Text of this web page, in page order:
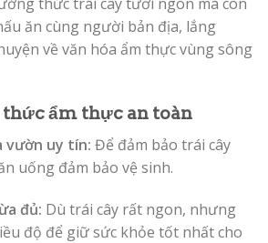
ăn cùng người bản địa, lắng
về văn hóa ẩm thực vùng sông
ẩm thực an toàn
vườn uy tín: Để đảm bảo trái cây
uống đảm bảo vệ sinh.
đủ: Dù trái cây rất ngon, nhưng
độ để giữ sức khỏe tốt nhất cho